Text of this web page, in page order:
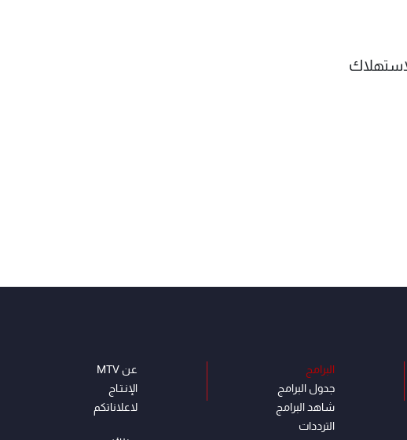
البرامج
جدول البرامج
شاهد البرامج
الترددات
عن MTV
الإنـتـاج
لاعلاناتكم